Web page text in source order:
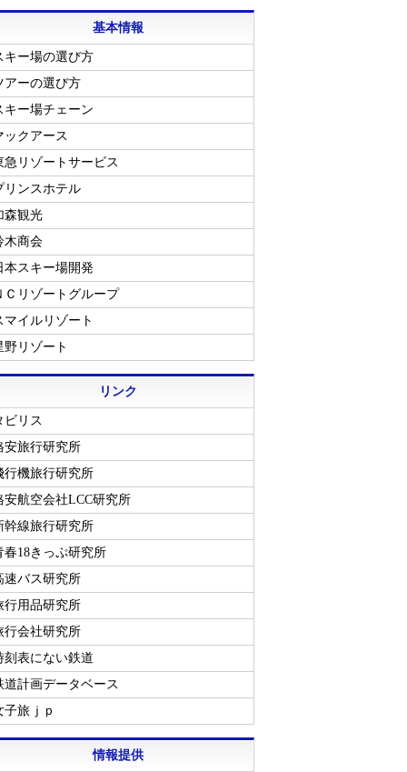
基本情報
キー場の選び方
アーの選び方
キー場チェーン
ックアース
急リゾートサービス
リンスホテル
森観光
木商会
本スキー場開発
Ｃリゾートグループ
マイルリゾート
野リゾート
リンク
ビリス
安旅行研究所
行機旅行研究所
安航空会社LCC研究所
幹線旅行研究所
春18きっぷ研究所
速バス研究所
行用品研究所
行会社研究所
刻表にない鉄道
道計画データベース
子旅ｊｐ
情報提供